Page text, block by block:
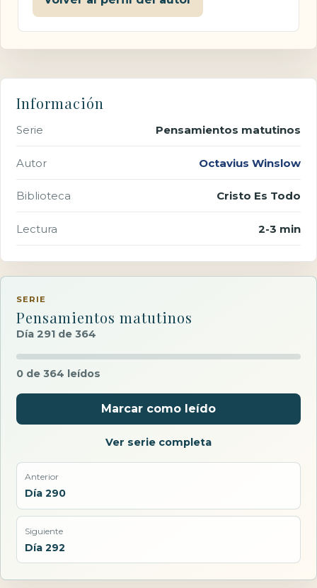
Información
Serie Pensamientos matutinos
Autor Octavius Winslow
Biblioteca Cristo Es Todo
Lectura 2-3 min
SERIE
Pensamientos matutinos
Día 291 de 364
0 de 364 leídos
Marcar como leído
Ver serie completa
Anterior
Día 290
Siguiente
Día 292